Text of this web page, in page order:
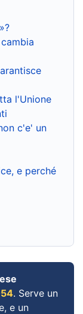
l'Unione
c'e' un
e perché
. Serve un
e un